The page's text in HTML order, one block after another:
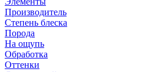
Производитель
Степень блеска
Порода
На ощупь
Обработка
Оттенки